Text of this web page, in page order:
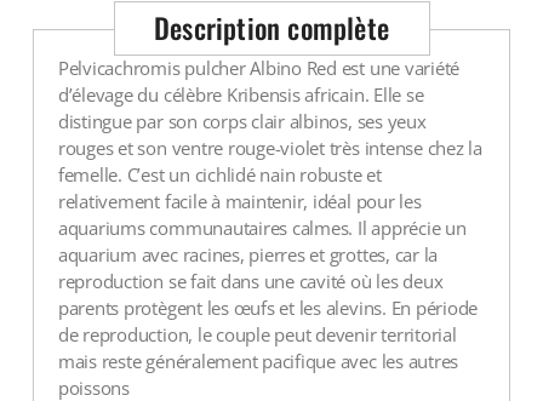
Description complète
Pelvicachromis pulcher Albino Red est une variété
d’élevage du célèbre Kribensis africain. Elle se
distingue par son corps clair albinos, ses yeux
rouges et son ventre rouge-violet très intense chez la
femelle. C’est un cichlidé nain robuste et
relativement facile à maintenir, idéal pour les
aquariums communautaires calmes. Il apprécie un
aquarium avec racines, pierres et grottes, car la
reproduction se fait dans une cavité où les deux
parents protègent les œufs et les alevins. En période
de reproduction, le couple peut devenir territorial
mais reste généralement pacifique avec les autres
poissons